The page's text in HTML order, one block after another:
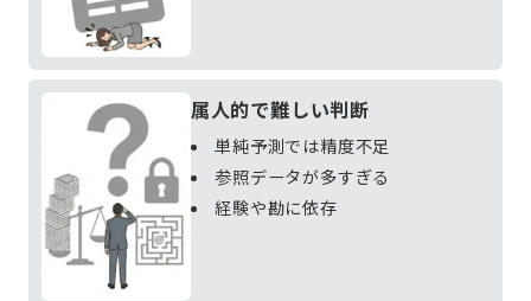
属人的で難しい判断
単純予測では精度不足
参照データが多すぎる
経験や勘に依存